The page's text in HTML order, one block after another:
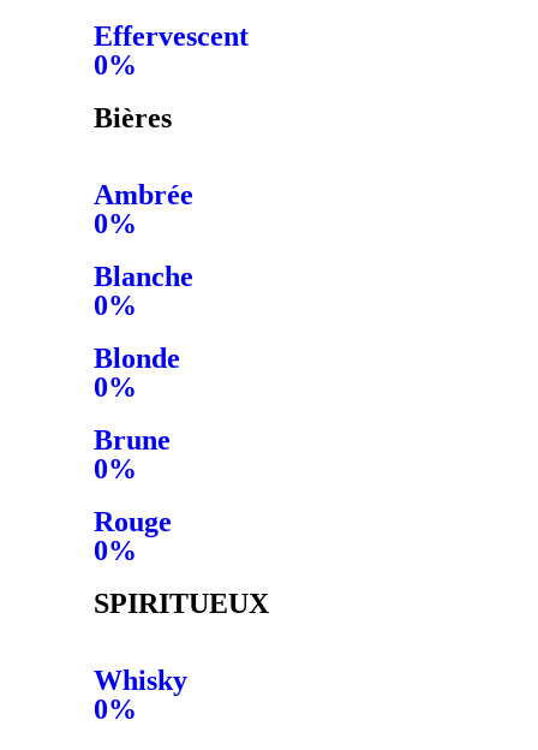
Effervescent
0%
Bières
Ambrée
0%
Blanche
0%
Blonde
0%
Brune
0%
Rouge
0%
SPIRITUEUX
Whisky
0%